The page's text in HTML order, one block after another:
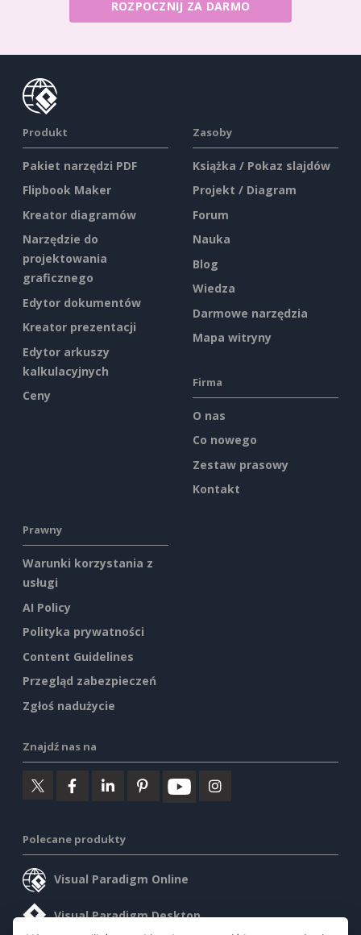
ROZPOCZNIJ ZA DARMO
Produkt
Pakiet narzędzi PDF
Flipbook Maker
Kreator diagramów
Narzędzie do
projektowania
graficznego
Edytor dokumentów
Kreator prezentacji
Edytor arkuszy
kalkulacyjnych
Ceny
Zasoby
Książka / Pokaz slajdów
Projekt / Diagram
Forum
Nauka
Blog
Wiedza
Darmowe narzędzia
Mapa witryny
Firma
O nas
Co nowego
Zestaw prasowy
Kontakt
Prawny
Warunki korzystania z
usługi
AI Policy
Polityka prywatności
Content Guidelines
Przegląd zabezpieczeń
Zgłoś nadużycie
Znajdź nas na
Polecane produkty
Visual Paradigm Online
Visual Paradigm Desktop